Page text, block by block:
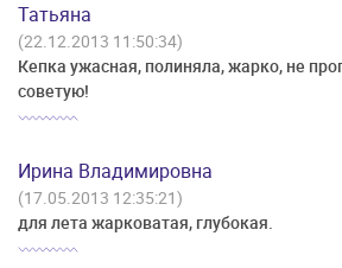
Татьяна
(22.12.2013 11:50:34)
Кепка ужасная, полиняла, жарко, не
советую!
Ирина Владимировна
(17.05.2013 12:35:21)
для лета жарковатая, глубокая.